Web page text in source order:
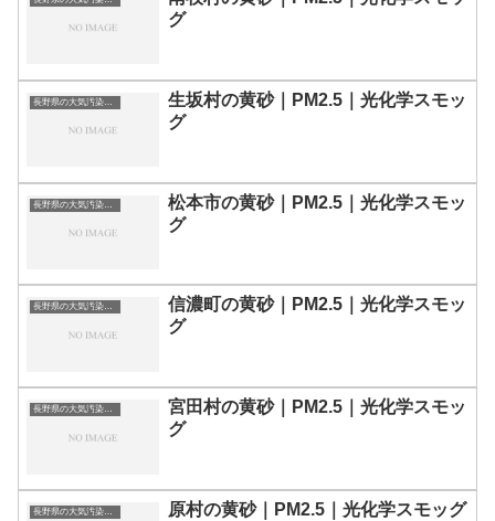
グ
長野県の大気汚染・PM2.5・黄砂・エアロゾルの数値
生坂村の黄砂｜PM2.5｜光化学スモッ
グ
長野県の大気汚染・PM2.5・黄砂・エアロゾルの数値
松本市の黄砂｜PM2.5｜光化学スモッ
グ
長野県の大気汚染・PM2.5・黄砂・エアロゾルの数値
信濃町の黄砂｜PM2.5｜光化学スモッ
グ
長野県の大気汚染・PM2.5・黄砂・エアロゾルの数値
宮田村の黄砂｜PM2.5｜光化学スモッ
グ
長野県の大気汚染・PM2.5・黄砂・エアロゾルの数値 原村の黄砂｜PM2.5｜光化学スモッグ